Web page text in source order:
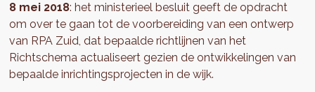
8 mei 2018: het ministerieel besluit geeft de opdracht
om over te gaan tot de voorbereiding van een ontwerp
van RPA Zuid, dat bepaalde richtlijnen van het
Richtschema actualiseert gezien de ontwikkelingen van
bepaalde inrichtingsprojecten in de wijk.